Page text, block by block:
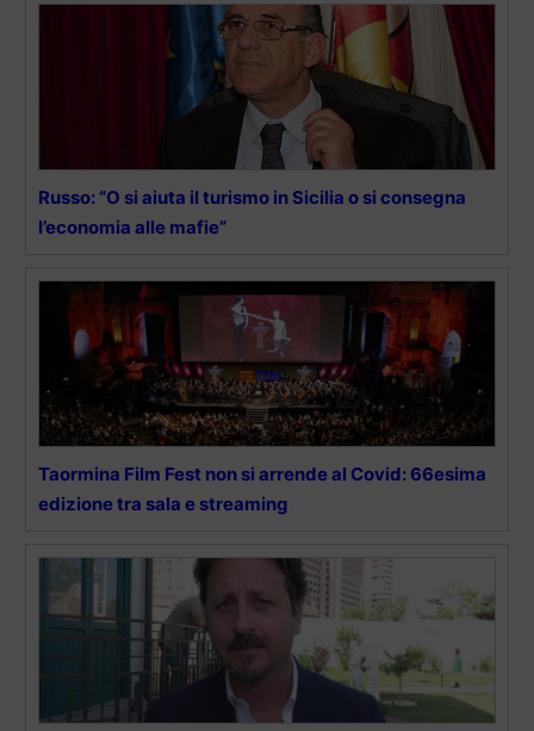
Russo: “O si aiuta il turismo in Sicilia o si consegna
l’economia alle mafie”
Taormina Film Fest non si arrende al Covid: 66esima
edizione tra sala e streaming